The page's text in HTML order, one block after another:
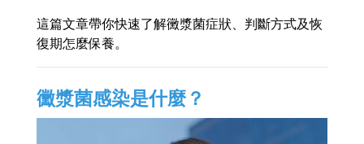
這篇文章帶你快速了解黴漿菌症狀、判斷方式及恢
復期怎麼保養。
黴漿菌感染是什麼？